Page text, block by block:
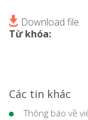
Download file
Từ khóa:
Các tin khác
Thông báo về